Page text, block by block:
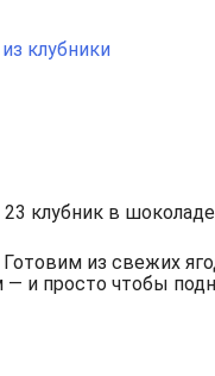
клубники
клубник в
из свежих
и просто чтобы